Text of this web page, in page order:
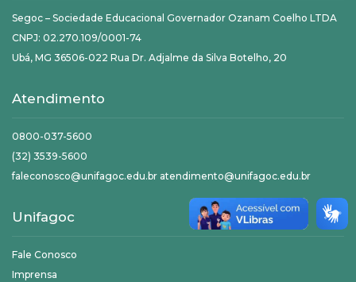
Segoc – Sociedade Educacional Governador Ozanam Coelho LTDA
CNPJ: 02.270.109/0001-74
Ubá, MG 36506-022 Rua Dr. Adjalme da Silva Botelho, 20
Atendimento
0800-037-5600
(32) 3539-5600
faleconosco@unifagoc.edu.br atendimento@unifagoc.edu.br
Unifagoc
Fale Conosco
Imprensa